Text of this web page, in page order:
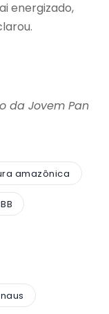
energizado,
da Jovem Pan
amazônica